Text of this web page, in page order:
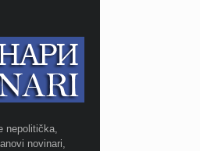
nepolitička,
novinari,